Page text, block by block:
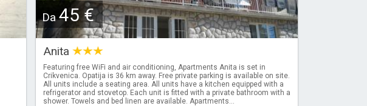
Da45 €
Anita
Featuring free WiFi and air conditioning, Apartments Anita is set in
Crikvenica. Opatija is 36 km away. Free private parking is available on site.
All units include a seating area. All units have a kitchen equipped with a
refrigerator and stovetop. Each unit is fitted with a private bathroom with a
shower. Towels and bed linen are available. Apartments...